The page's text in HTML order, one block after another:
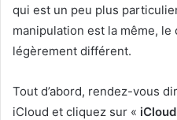
qui est un peu plus
manipulation est la même,
légèrement différent.
Tout d’abord, rendez-vous
iCloud et cliquez sur « iCloud